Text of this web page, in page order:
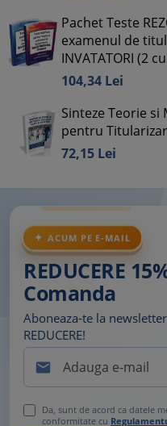
Pachet Teste
examenul de
INVATATORI (2
104,34 Lei
Sinteze Teorie
pentru
72,15 Lei
ACUM PE E-MAIL
REDUCERE
Comanda
Aboneaza-te la
REDUCERE!

Da, sunt de acord ca datele
conformitate cu